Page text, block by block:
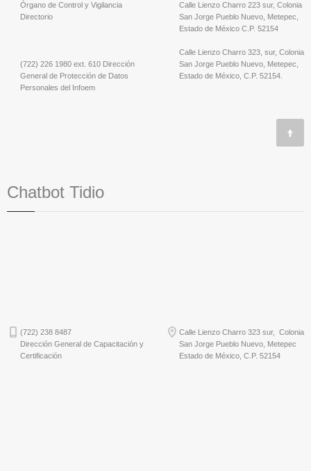
Órgano de Control y Vigilancia
Directorio
(722) 226 1980 ext. 610 Dirección
General de Protección de Datos
Personales del Infoem
Calle Lienzo Charro 223 sur, Colonia
San Jorge Pueblo Nuevo, Metepec,
Estado de México C.P. 52154
Calle Lienzo Charro 323, sur, Colonia
San Jorge Pueblo Nuevo, Metepec,
Estado de México, C.P. 52154.
Chatbot Tidio
(722) 238 8487
Dirección General de Capacitación y
Certificación
Calle Lienzo Charro 323 sur, Colonia
San Jorge Pueblo Nuevo, Metepec
Estado de México, C.P. 52154